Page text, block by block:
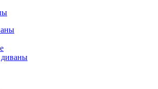
диваны